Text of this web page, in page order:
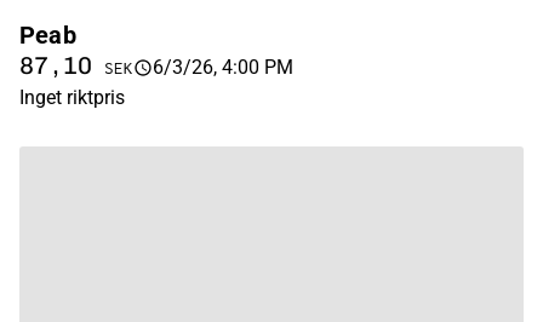
Peab
87,10 SEK
6/3/26, 4:00 PM
Inget riktpris